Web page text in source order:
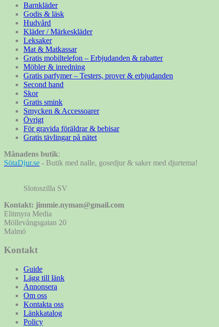
Barnkläder
Godis & läsk
Hudvård
Kläder / Märkeskläder
Leksaker
Mat & Matkassar
Gratis mobiltelefon – Erbjudanden & rabatter
Möbler & inredning
Gratis parfymer – Testers, prover & erbjudanden
Second hand
Skor
Gratis smink
Smycken & Accessoarer
Övrigt
För gravida föräldrar & bebisar
Gratis tävlingar på nätet
Månadens butik:
SötaDjur.se - Butik med nalle, gosedjur & saker med djurtema!
Slotoszilla SV
Kontakt: jimmie.nyman@gmail.com
Elitmyra Media
Möllevångsgatan 20
Malmö
Kontakt
Guide
Lägg till länk
Annonsera
Om oss
Kontakta oss
Länkkatalog
Policy